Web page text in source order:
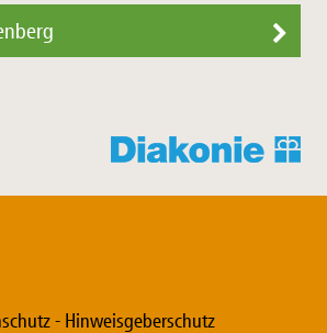
- Hinweisgeberschutz